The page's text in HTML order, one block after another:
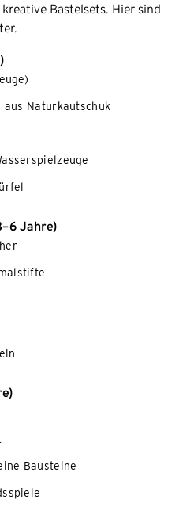
Bastelsets. Hier sind
Naturkautschuk
Jahre)
Bausteine